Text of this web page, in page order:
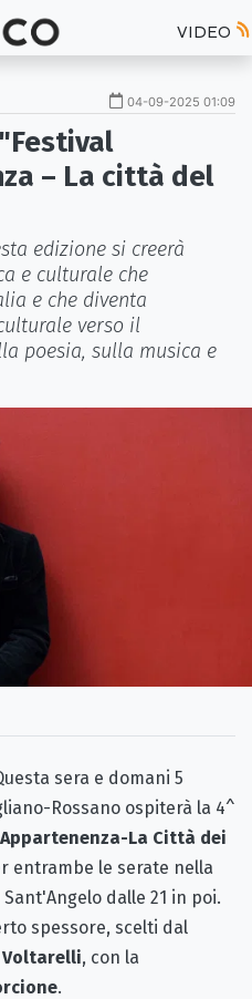
VIDEO
04-09-2025 01:09
– La città del
edizione si creerà
e culturale che
e che diventa
verso il
poesia, sulla musica e
sera e domani 5
Rossano ospiterà la 4^
La Città dei
entrambe le serate nella
dalle 21 in poi.
spessore, scelti dal
Voltarelli, con la
.